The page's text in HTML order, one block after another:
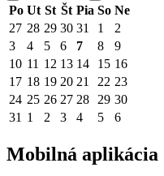
Po Ut St Št Pia So Ne
27 28 29 30 31 1
2
3
4 5 6 7 8
9
10 11 12 13 14 15 16
17 18 19 20 21 22 23
24 25 26 27 28 29 30
31 1 2 3 4 5 6
Mobilná aplikácia